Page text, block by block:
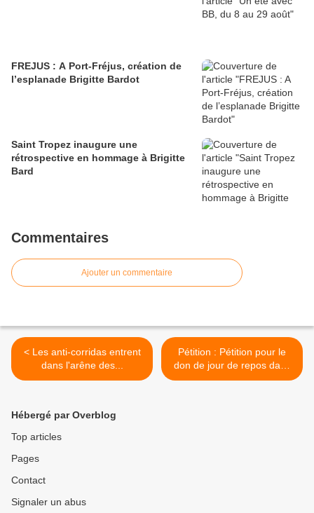
FREJUS : A Port-Fréjus, création de
l’esplanade Brigitte Bardot
Saint Tropez inaugure une
rétrospective en hommage à Brigitte
Bard
Commentaires
Ajouter un commentaire
< Les anti-corridas entrent
dans l'arêne des...
Pétition : Pétition pour le
don de jour de repos dans
le public ! >
Hébergé par Overblog
Top articles
Pages
Contact
Signaler un abus